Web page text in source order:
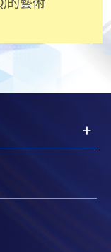
聯網及支援
。建議選用
申請和付款在系
付款並不保證成